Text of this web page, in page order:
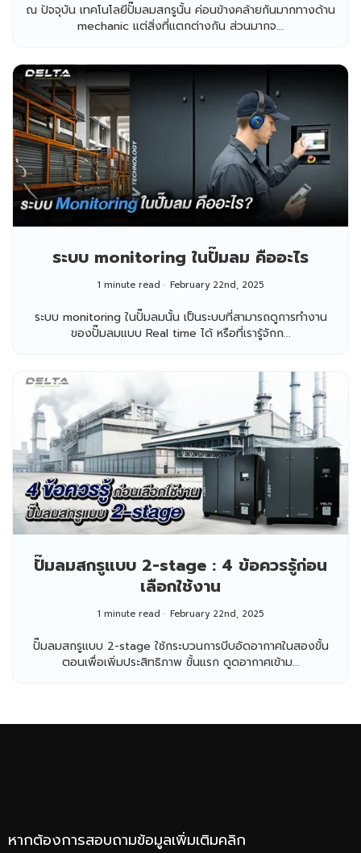
ณ ปัจจุบัน เทคโนโลยีปั๊มลมสกรูนั้น ค่อนข้างคล้ายกันมากทางด้าน
mechanic แต่สิ่งที่แตกต่างกัน ส่วนมากจ...
ระบบ monitoring ในปั๊มลม คืออะไร
1 minute read February 22nd, 2025
ระบบ monitoring ในปั๊มลมนั้น เป็นระบบที่สามารถดูการทำงาน
ของปั๊มลมแบบ Real time ได้ หรือที่เรารู้จักก...
ปั๊มลมสกรูแบบ 2-stage : 4 ข้อควรรู้ก่อน
เลือกใช้งาน
1 minute read February 22nd, 2025
ปั๊มลมสกรูแบบ 2-stage ใช้กระบวนการบีบอัดอากาศในสองขั้น
ตอนเพื่อเพิ่มประสิทธิภาพ ขั้นแรก ดูดอากาศเข้าม...
หากต้องการสอบถามข้อมูลเพิ่มเติมคลิก